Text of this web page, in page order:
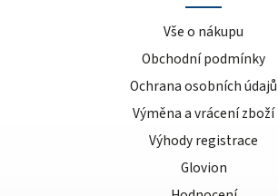
Vše o nákupu
Obchodní podmínky
Ochrana osobních údajů
Výměna a vrácení zboží
Výhody registrace
Glovion